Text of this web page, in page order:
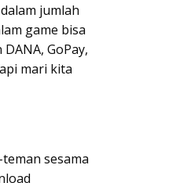
jumlah
game bisa
GoPay,
mari kita
sesama